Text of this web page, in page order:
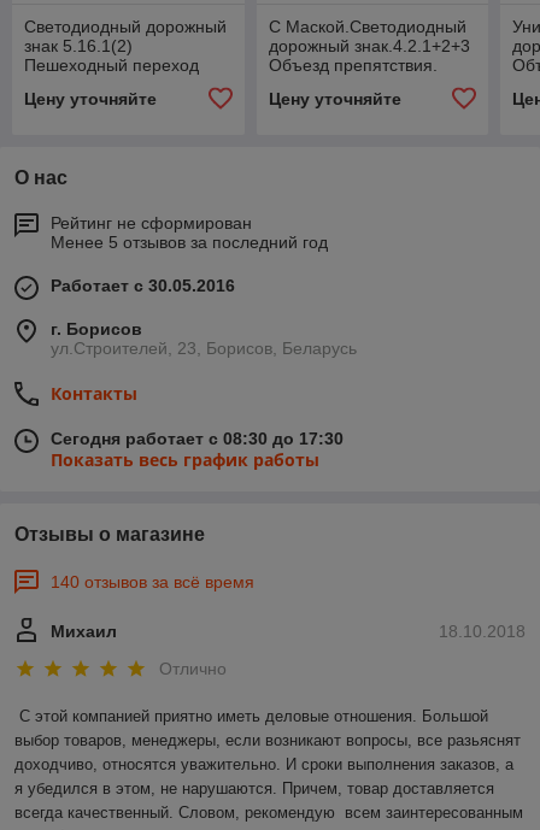
Светодиодный дорожный
знак 5.16.1(2)
Пешеходный переход
Цену уточняйте
С Маской.Светодиодный
дорожный знак.4.2.1+2+3
Объезд препятствия.
Цену уточняйте
О нас
Рейтинг не сформирован
Менее 5 отзывов за последний год
Работает с 30.05.2016
г. Борисов
ул.Строителей, 23, Борисов, Беларусь
Контакты
Сегодня работает с 08:30 до 17:30
Показать весь график работы
Отзывы о магазине
140 отзывов за всё время
18.10.2018
Михаил
Отлично
С этой компанией приятно иметь деловые отношения. Большой
выбор товаров, менеджеры, если возникают вопросы, все разьяснят
доходчиво, относятся уважительно. И сроки выполнения заказов, а
я убедился в этом, не нарушаются. Причем, товар доставляется
всегда качественный. Словом, рекомендую  всем заинтересованным